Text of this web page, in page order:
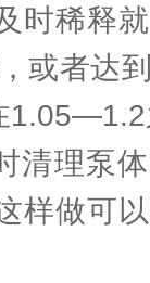
时稀释
或者达
理泵体
样做可